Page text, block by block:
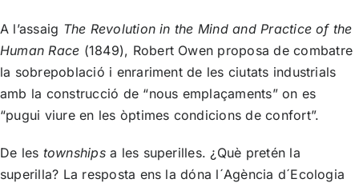
A l’assaig The Revolution in the Mind and Practice of the
Human Race (1849), Robert Owen proposa de combatre
la sobrepoblació i enrariment de les ciutats industrials
amb la construcció de “nous emplaçaments” on es
“pugui viure en les òptimes condicions de confort”.
De les townshipsa les superilles. ¿Què pretén la
superilla? La resposta ens la dóna l´Agència d´Ecologia